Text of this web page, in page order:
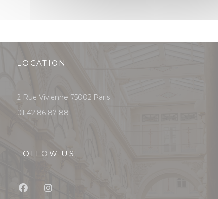
LOCATION
2 Rue Vivienne 75002 Paris((opens in a new window))
01 42 86 87 88
FOLLOW US